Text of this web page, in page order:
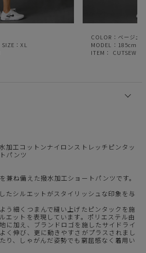
：XL
COLOR：ベージュ
MODEL：185cm｜
ITEM： CUTSEWN
加工コットンナイロンストレッチピンタッ
パンツ
兼ね備えた撥水加工ショートパンツです。
たシルエットがスタイリッシュな印象を与
う細くつまんで縫い上げたピンタックを施
エットを表現しています。ポリエステル由
に加え、ブランドロゴを施したサイドライ
く伸び、更に動きやすさがプラスされまし
り、しゃがんだ姿勢でも窮屈感なく着用い